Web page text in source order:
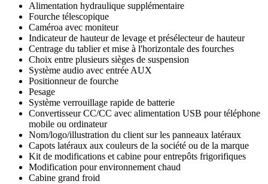
Alimentation hydraulique supplémentaire
Fourche télescopique
Caméroa avec moniteur
Indicateur de hauteur de levage et présélecteur de hauteur
Centrage du tablier et mise à l'horizontale des fourches
Choix entre plusieurs sièges de suspension
Système audio avec entrée AUX
Positionneur de fourche
Pesage
Système verrouillage rapide de batterie
Convertisseur CC/CC avec alimentation USB pour téléphone
mobile ou ordinateur
Nom/logo/illustration du client sur les panneaux latéraux
Capots latéraux aux couleurs de la société ou de la marque
Kit de modifications et cabine pour entrepôts frigorifiques
Modification pour environnement chaud
Cabine grand froid